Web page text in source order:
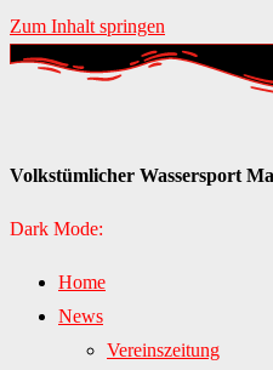
Zum Inhalt springen
Volkstümlicher Wassersport
Dark Mode:
Home
News
Vereinszeitung